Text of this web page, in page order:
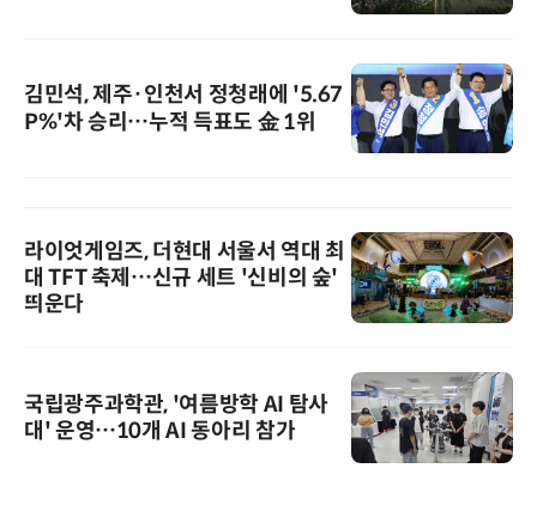
김민석, 제주·인천서 정청래에 '5.67
P%'차 승리…누적 득표도 金 1위
라이엇게임즈, 더현대 서울서 역대 최
대 TFT 축제…신규 세트 '신비의 숲'
띄운다
국립광주과학관, '여름방학 AI 탐사
대' 운영…10개 AI 동아리 참가